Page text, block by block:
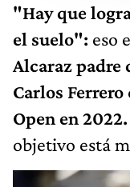
"Hay que
el suelo": eso
Alcaraz padre
Carlos Ferrero
Open en 2022.
objetivo está